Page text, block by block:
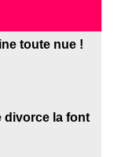
toute nue !
divorce la font